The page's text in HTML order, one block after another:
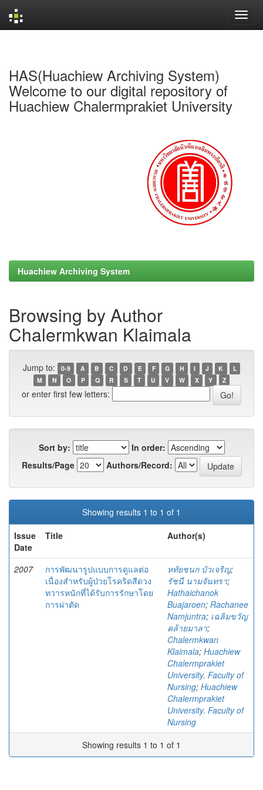
HAS(Huachiew Archiving System)
Welcome to our digital repository of
Huachiew Chalermprakiet University
Huachiew Archiving System
Browsing by Author
Chalermkwan Klaimala
Jump to: 0-9 A B C D E F G H I J K
L
M
N O P Q R S T U V W X Y Z
or enter first few letters:
Sort by:
In order:
Results/Page
Authors/Record:
Showing results 1 to 1 of 1
Issue
Date
Title Author(s)
2007
การพัฒนารูปแบบการดูแลต่อ
เนื่องสำหรับผู้ป่วยโรคริดสีดวง
ทวารหนักที่ได้รับการรักษาโดย
การผ่าตัด
หทัยชนก บัวเจริญ;
รัชนี นามจันทรา;
Hathaichanok
Buajaroen; Rachanee
Namjuntra; เฉลิมขวัญ
คล้ายมาลา;
Chalermkwan
Klaimala; Huachiew
Chalermprakiet
University. Faculty of
Nursing; Huachiew
Chalermprakiet
University. Faculty of
Nursing
Showing results 1 to 1 of 1